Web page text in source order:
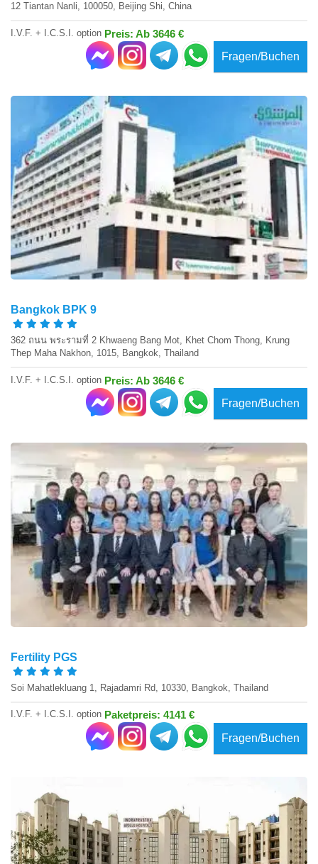
12 Tiantan Nanli, 100050, Beijing Shi, China
I.V.F. + I.C.S.I. option Preis: Ab 3646 €
Fragen/Buchen
Bangkok BPK 9
362 ถนน พระรามที่ 2 Khwaeng Bang Mot, Khet Chom Thong, Krung
Thep Maha Nakhon, 1015, Bangkok, Thailand
I.V.F. + I.C.S.I. option Preis: Ab 3646 €
Fragen/Buchen
Fertility PGS
Soi Mahatlekluang 1, Rajadamri Rd, 10330, Bangkok, Thailand
I.V.F. + I.C.S.I. option Paketpreis: 4141 €
Fragen/Buchen